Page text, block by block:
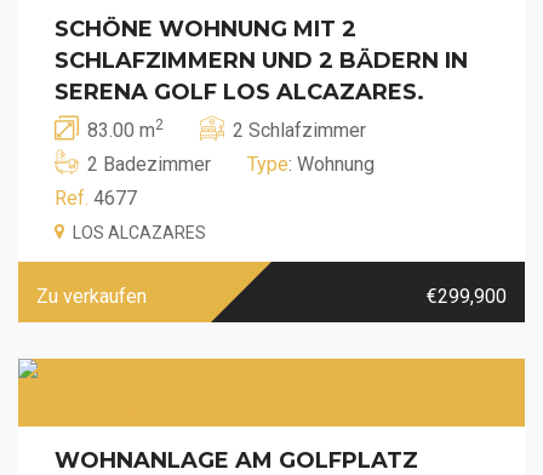
SCHÖNE WOHNUNG MIT 2
SCHLAFZIMMERN UND 2 BÄDERN IN
SERENA GOLF LOS ALCAZARES.
83.00 m2
2 Schlafzimmer
2 Badezimmer
Type: Wohnung
Ref. 4677
LOS ALCAZARES
Zu verkaufen €299,900
WOHNANLAGE AM GOLFPLATZ